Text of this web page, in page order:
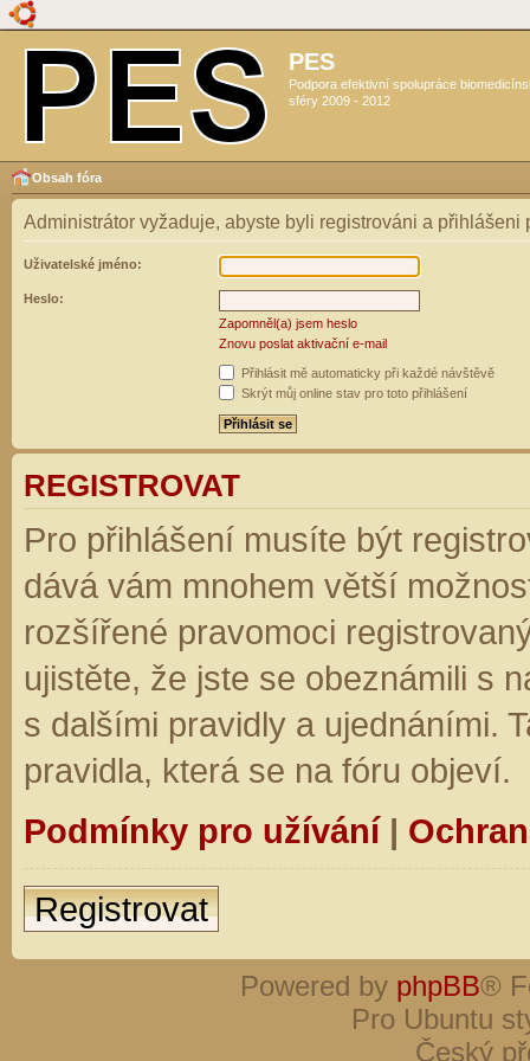
PES
Podpora efektivní spolupráce
sféry 2009 - 2012
Obsah fóra
Administrátor vyžaduje, abyste byli registrováni a přihlášeni
Uživatelské jméno:
Heslo:
Zapomněl(a) jsem heslo
Znovu poslat aktivační e-mail
Přihlásit mě automaticky při každé návštěvě
Skrýt můj online stav pro toto přihlášení
REGISTROVAT
Pro přihlášení musíte být
dává vám mnohem větší
rozšířené pravomoci
ujistěte, že jste se obeznámili s
s dalšími pravidly a ujednáními.
pravidla, která se na fóru objeví.
Podmínky pro užívání|
Registrovat
Powered by phpBB®
Pro Ubuntu
Český